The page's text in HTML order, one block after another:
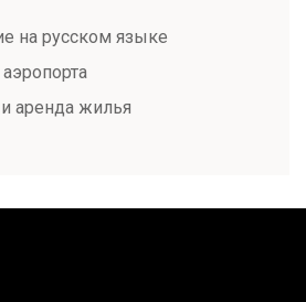
на русском языке
аренда жилья